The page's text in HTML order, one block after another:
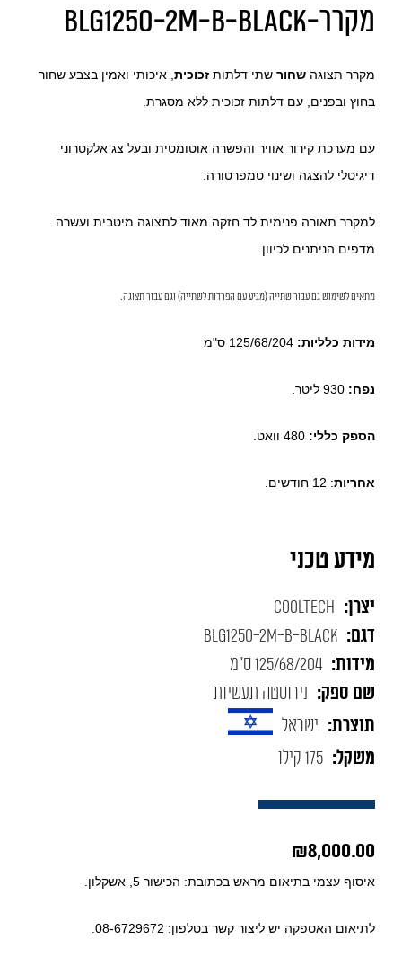
מקרר-BLG1250-2M-B-BLACK
מקרר תצוגהשחור שתי דלתות זכוכית , איכותי ואמין בצבע שחור
בחוץ ובפנים, עם דלתות זכוכית ללא מסגרת.
עם מערכת קירור אוויר והפשרה אוטומטית ובעל צג אלקטרוני
דיגיטלי להצגה ושינוי טמפרטורה.
למקרר תאורה פנימית לד חזקה מאוד לתצוגה מיטבית ועשרה
מדפים הניתנים לכיוון.
מתאים לשימוש גם עבור שתייה (מגיע עם הפרדות לשתייה) וגם עבור תצוגה.
מידות כלליות: 125/68/204 ס"מ
נפח: 930 ליטר.
הספק כללי: 480 וואט.
אחריות: 12 חודשים.
מידע טכני
יצרן: CoolTech
דגם: BLG1250-2M-B-BLACK
מידות: 125/68/204 ס"מ
שם ספק: נירוסטה תעשיות
תוצרת: ישראל
משקל: 175 קילו
₪8,000.00
איסוף עצמי בתיאום מראש בכתובת: הכישור 5, אשקלון.
לתיאום האספקה יש ליצור קשר בטלפון: 08-6729672.